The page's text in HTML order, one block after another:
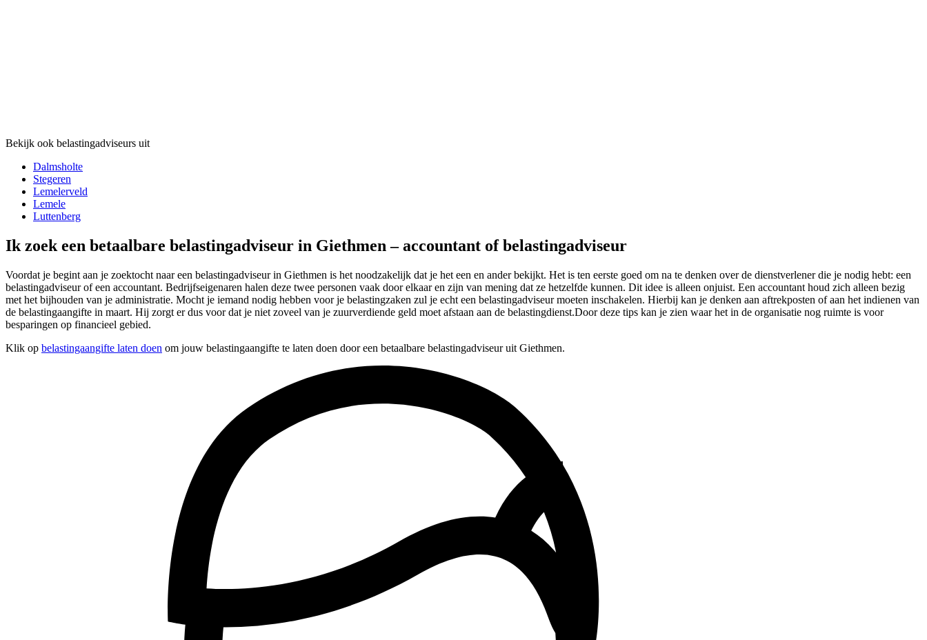
Bekijk ook belastingadviseurs uit
Dalmsholte
Stegeren
Lemelerveld
Lemele
Luttenberg
Ik zoek een betaalbare belastingadviseur in Giethmen – accountant of belastingadviseur
Voordat je begint aan je zoektocht naar een belastingadviseur in Giethmen is het noodzakelijk dat je het een en ander bekijkt. Het is ten eerste goed om na te denken over de dienstverlener die je nodig hebt: een
belastingadviseur of een accountant. Bedrijfseigenaren halen deze twee personen vaak door elkaar en zijn van mening dat ze hetzelfde kunnen. Dit idee is alleen onjuist. Een accountant houd zich alleen bezig
met het bijhouden van je administratie. Mocht je iemand nodig hebben voor je belastingzaken zul je echt een belastingadviseur moeten inschakelen. Hierbij kan je denken aan aftrekposten of aan het indienen van
de belastingaangifte in maart. Hij zorgt er dus voor dat je niet zoveel van je zuurverdiende geld moet afstaan aan de belastingdienst.Door deze tips kan je zien waar het in de organisatie nog ruimte is voor
besparingen op financieel gebied.
Klik op belastingaangifte laten doen om jouw belastingaangifte te laten doen door een betaalbare belastingadviseur uit Giethmen.